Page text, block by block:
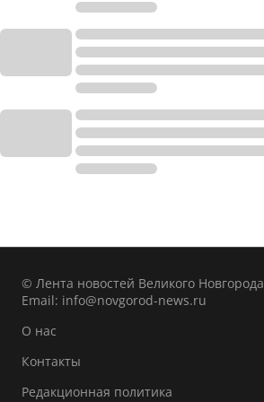
© Лента новостей Великого Новгорода
Email: info@novgorod-news.ru
О нас
Контакты
Редакционная политика